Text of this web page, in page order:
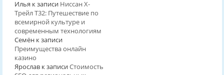
Илья к записи Ниссан Х-
Трейл T32: Путешествие по
всемирной культуре и
современным технологиям
Семёнк записи
Преимущества онлайн
казино
Ярославк записиСтоимость